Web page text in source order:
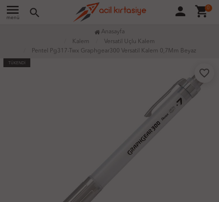
menu
menü search person shopping_cart
0
Anasayfa
Kalem
Versatil Uçlu Kalem
Pentel Pg317-Twx Graphgear300 Versatil Kalem 0,7Mm Beyaz
TÜKENDİ
favorite_border